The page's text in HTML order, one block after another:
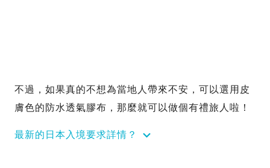
不過，如果真的不想為當地人帶來不安，可以選用皮
膚色的防水透氣膠布，那麼就可以做個有禮旅人啦！
最新的日本入境要求詳情？